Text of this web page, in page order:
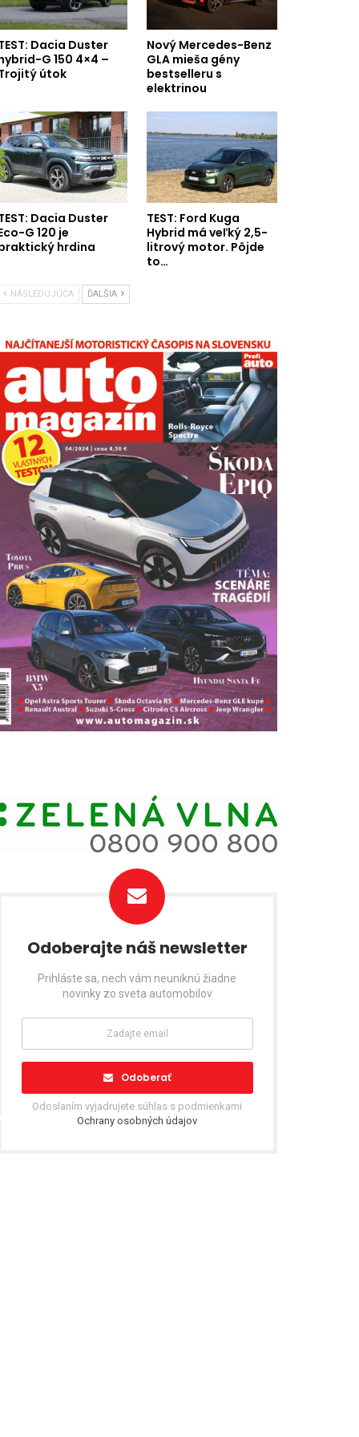
Dacia Duster
G 150 4×4 –
útok
Nový Mercedes-Benz
GLA mieša gény
bestselleru s
elektrinou
Dacia Duster
G 120 je
hrdina
TEST: Ford Kuga
Hybrid má veľký 2,5-
litrový motor. Pôjde
to…
NÁSLEDUJÚCA ĎALŠIA
Odoberajte náš newsletter
Prihláste sa, nech vám neuniknú žiadne
novinky zo sveta automobilov
Odoberať
Odoslaním vyjadrujete súhlas s podmienkami
Ochrany osobných údajov